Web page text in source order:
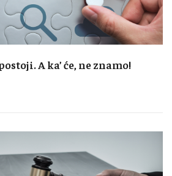
A ka’ će, ne znamo!